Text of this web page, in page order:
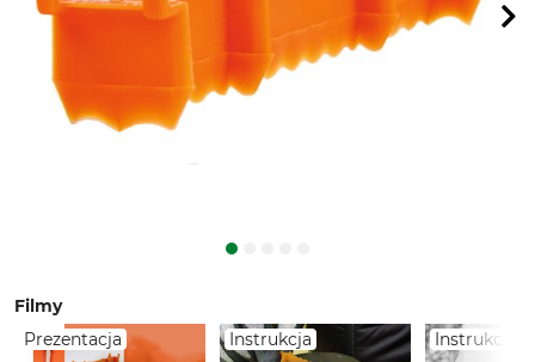
Filmy
Prezentacja
Instrukcja Instrukcja